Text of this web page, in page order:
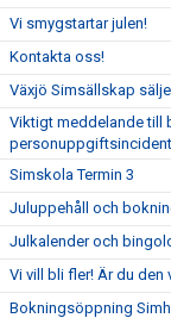
Vi smygstartar julen!
Kontakta oss!
Växjö Simsällskap
Viktigt meddelande till
personuppgiftsincident
Simskola Termin 3
Juluppehåll och
Julkalender och
Vi vill bli fler! Är du den
Bokningsöppning